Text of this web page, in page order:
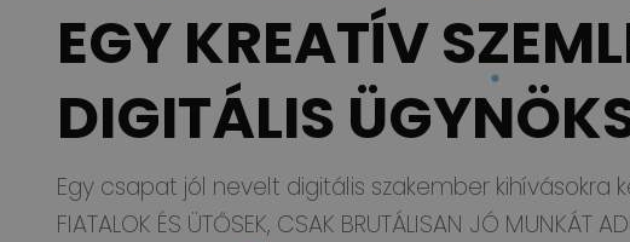
EGY KREATÍV
DIGITÁLIS
Egy csapat jól nevelt digitális szakember kihívásokra
FIATALOK ÉS ÜTŐSEK, CSAK BRUTÁLISAN JÓ MUNKÁT